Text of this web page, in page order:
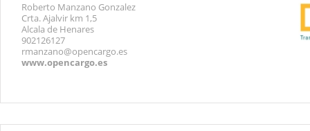
Roberto Manzano Gonzalez
Crta. Ajalvir km 1,5
Alcala de Henares
902126127
rmanzano@opencargo.es
www.opencargo.es